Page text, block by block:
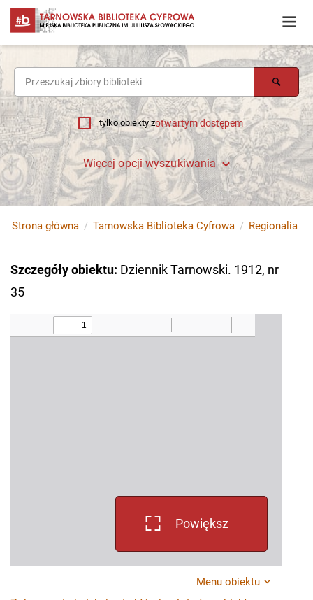
tylko obiekty zotwartym dostępem
Więcej opcji wyszukiwania
Strona główna Tarnowska Biblioteka Cyfrowa Regionalia
Szczegóły obiektu: Dziennik Tarnowski. 1912, nr
35
Powiększ
Menu obiektu